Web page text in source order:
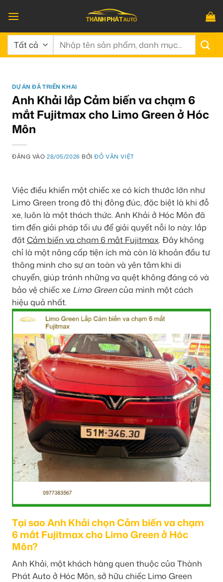
qua
nội
dung
Tìm
DỰ ÁN ĐÃ TRIỂN KHAI
Anh Khải lắp Cảm biến va chạm 6
mắt Fujitmax cho Limo Green ở Hóc
Môn
ĐĂNG VÀO28/05/2026 BỞIĐỖ VĂN VIỆT
Việc điều khiển một chiếc xe có kích thước lớn như
Limo Green trong đô thị đông đúc, đặc biệt là khi đỗ
xe, luôn là một thách thức. Anh Khải ở Hóc Môn đã
tìm đến giải pháp tối ưu để giải quyết nỗi lo này: lắp
đặtCảm biến va chạm 6 mắt Fujitmax. Đây không
chỉ là một nâng cấp tiện ích mà còn là khoản đầu tư
thông minh cho sự an toàn và yên tâm khi di
chuyển, giúp tránh những va quệt không đáng có và
bảo vệ chiếc xe Limo Greencủa mình một cách
hiệu quả nhất.
Tại sao Anh Khải chọn Cảm biến va chạm
6 mắt Fujitmax cho Limo Green ở Hóc
Môn?
Anh Khải, một khách hàng quen thuộc của Thành
Phát Auto ở Hóc Môn, sở hữu chiếc Limo Green